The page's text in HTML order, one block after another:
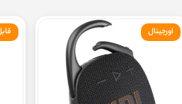
اورجینال